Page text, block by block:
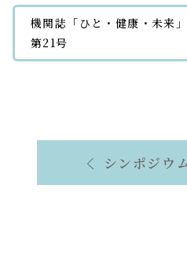
機関誌「ひと・健康・未来」
第21号
シンポジウ